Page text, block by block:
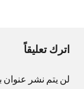
اترك تعليقاً
لن يتم نشر عنوان